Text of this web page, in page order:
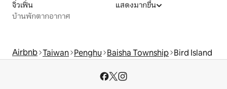
จิ่วเฟิ่น
บ้านพักตากอากาศ
แสดงมากขึ้น
Airbnb Taiwan Penghu Baisha Township Bird Island